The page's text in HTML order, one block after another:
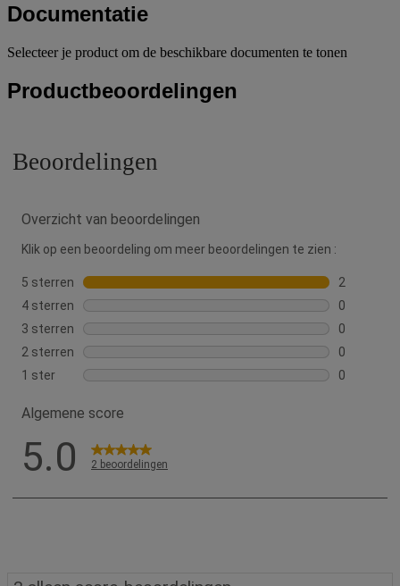
Documentatie
Selecteer je product om de beschikbare documenten te tonen
Productbeoordelingen